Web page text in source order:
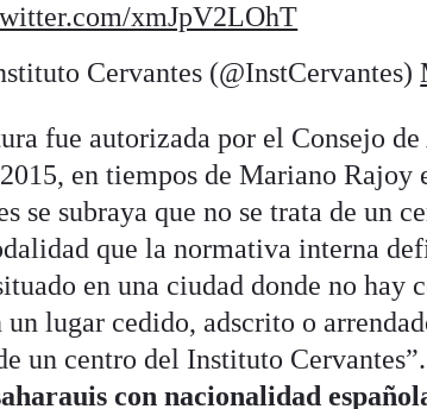
xmJpV2LOhT
Cervantes (@InstCervantes)
fue autorizada por el Consejo
en tiempos de Mariano Rajoy
se subraya que no se trata de un
que la normativa interna
en una ciudad donde no hay
un lugar cedido, adscrito o
un centro del Instituto
con nacionalidad